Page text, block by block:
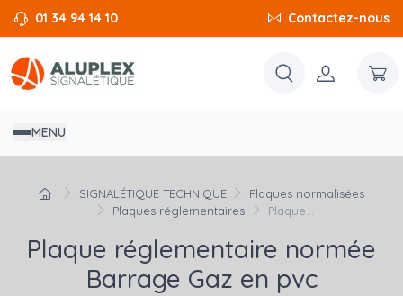
01 34 94 14 10 Contactez-nous
MENU
SIGNALÉTIQUE TECHNIQUE
Plaques normalisées
Plaques réglementaires
Plaque...
Plaque réglementaire normée
Barrage Gaz en pvc